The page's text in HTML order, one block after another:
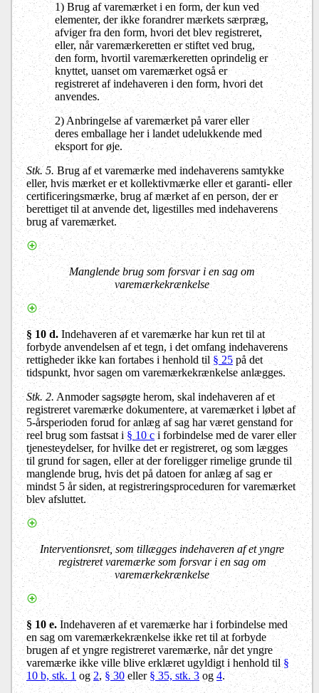
1) Brug af varemærket i en form, der kun ved
elementer, der ikke forandrer mærkets særpræg,
afviger fra den form, hvori det blev registreret,
eller, når varemærkeretten er stiftet ved brug,
den form, hvortil varemærkeretten oprindelig er
knyttet, uanset om varemærket også er
registreret af indehaveren i den form, hvori det
anvendes.
2) Anbringelse af varemærket på varer eller
deres emballage her i landet udelukkende med
eksport for øje.
Stk. 5.Brug af et varemærke med indehaverens samtykke
eller, hvis mærket er et kollektivmærke eller et garanti- eller
certificeringsmærke, brug af mærket af en person, der er
berettiget til at anvende det, ligestilles med indehaverens
brug af varemærket.
Manglende brug som forsvar i en sag om
varemærkekrænkelse
§ 10 d.Indehaveren af et varemærke har kun ret til at
forbyde anvendelsen af et tegn, i det omfang indehaverens
rettigheder ikke kan fortabes i henhold til § 25på det
tidspunkt, hvor sagen om varemærkekrænkelse anlægges.
Stk. 2. Anmoder sagsøgte herom, skal indehaveren af et
registreret varemærke dokumentere, at varemærket i løbet af
5-årsperioden forud for anlæg af sag har været genstand for
reel brug som fastsat i§ 10 c i forbindelse med de varer eller
tjenesteydelser, for hvilke det er registreret, og som lægges
til grund for sagen, eller at der foreligger rimelige grunde til
manglende brug, hvis det på datoen for anlæg af sag er
mindst 5 år siden, at registreringsproceduren for varemærket
blev afsluttet.
Interventionsret, som tillægges indehaveren af et yngre
registreret varemærke som forsvar i en sag om
varemærkekrænkelse
§ 10 e. Indehaveren af et varemærke har i forbindelse med
en sag om varemærkekrænkelse ikke ret til at forbyde
brugen af et yngre registreret varemærke, når det yngre
varemærke ikke ville blive erklæret ugyldigt i henhold til§
10 b, stk. 1 og2, § 30eller § 35, stk. 3og4.